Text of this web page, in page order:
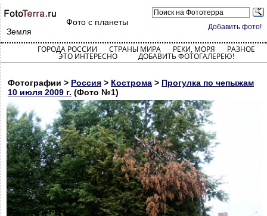
Добавить фото!
Фото с планеты
Земля
ГОРОДА РОССИИ СТРАНЫ МИРА РЕКИ, МОРЯ РАЗНОЕ
ЭТО ИНТЕРЕСНО ДОБАВИТЬ ФОТОГАЛЕРЕЮ!
Фотографии > Россия > Кострома > Прогулка по чепыжам
10 июля 2009 г. (Фото №1)